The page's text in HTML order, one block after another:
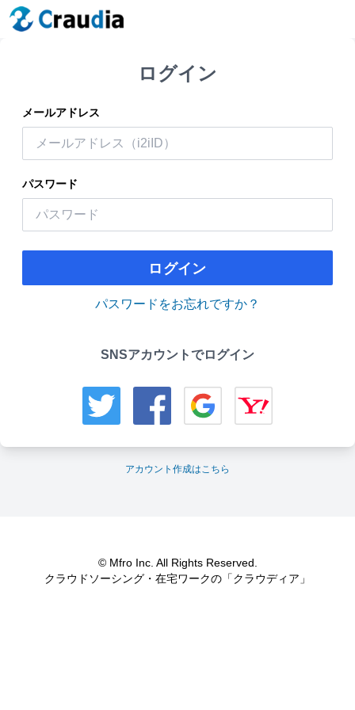
ログイン
メールアドレス
パスワード
ログイン
パスワードをお忘れですか？
SNSアカウントでログイン
アカウント作成はこちら
© Mfro Inc. All Rights Reserved.
クラウドソーシング・在宅ワークの「クラウディア」